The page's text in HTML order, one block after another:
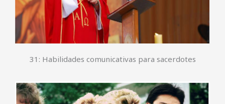
31: Habilidades comunicativas para sacerdotes